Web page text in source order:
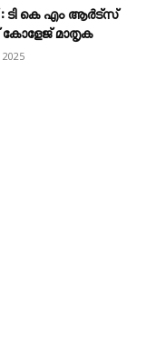
: ടി കെ എം ആർട്സ്
മാതൃക